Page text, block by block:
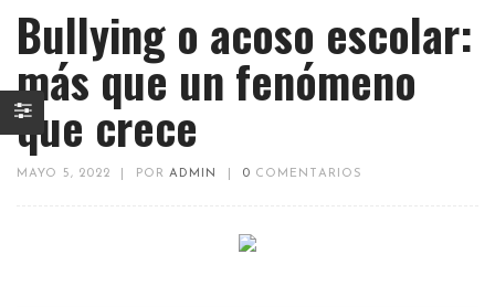
Bullying o acoso escolar:
más que un fenómeno
que crece
MAYO 5, 2022 POR ADMIN 0 COMENTARIOS